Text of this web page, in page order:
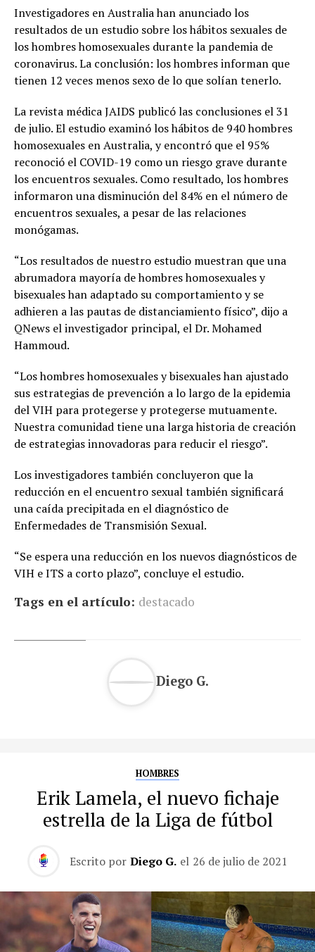
Investigadores en Australia han anunciado los
resultados de un estudio sobre los hábitos sexuales de
los hombres homosexuales durante la pandemia de
coronavirus. La conclusión: los hombres informan que
tienen 12 veces menos sexo de lo que solían tenerlo.
La revista médica JAIDS publicó las conclusiones el 31
de julio. El estudio examinó los hábitos de 940 hombres
homosexuales en Australia, y encontró que el 95%
reconoció el COVID-19 como un riesgo grave durante
los encuentros sexuales. Como resultado, los hombres
informaron una disminución del 84% en el número de
encuentros sexuales, a pesar de las relaciones
monógamas.
“Los resultados de nuestro estudio muestran que una
abrumadora mayoría de hombres homosexuales y
bisexuales han adaptado su comportamiento y se
adhieren a las pautas de distanciamiento físico”, dijo a
QNews el investigador principal, el Dr. Mohamed
Hammoud.
“Los hombres homosexuales y bisexuales han ajustado
sus estrategias de prevención a lo largo de la epidemia
del VIH para protegerse y protegerse mutuamente.
Nuestra comunidad tiene una larga historia de creación
de estrategias innovadoras para reducir el riesgo”.
Los investigadores también concluyeron que la
reducción en el encuentro sexual también significará
una caída precipitada en el diagnóstico de
Enfermedades de Transmisión Sexual.
“Se espera una reducción en los nuevos diagnósticos de
VIH e ITS a corto plazo”, concluye el estudio.
Tags en el artículo: destacado
Diego G.
HOMBRES
Erik Lamela, el nuevo fichaje
estrella de la Liga de fútbol
Escrito por Diego G. el 26 de julio de 2021